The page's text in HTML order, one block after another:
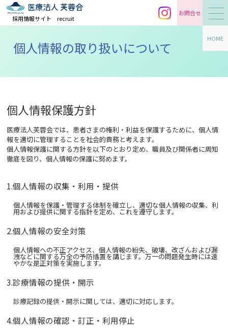
採用情報サイト recruit
お問合せ
HOME
個人情報の取り扱いについて
個人情報保護方針
医療法人芙蓉会では、患者さまの権利・利益を保護するために、個人情
報を適切に管理することを社会的責務と考えます。
個人情報保護に関する方針を以下のとおり定め、職員及び関係者に周知
徹底を図り、個人情報の保護に努めます。
1.個人情報の収集・利用・提供
個人情報を保護・管理する体制を確立し、適切な個人情報の収集、利
用および提供に関する指針を定め、これを遵守します。
2.個人情報の安全対策
個人情報への不正アクセス、個人情報の紛失、破壊、改ざんおよび漏
洩などに関する万全の予防措置を講じます。万一の問題発生時には速
やかな是正対策を実施します。
3.診療情報の提供・開示
診療記録の提供・開示に関しては、適切に対応します。
4.個人情報の確認・訂正・利用停止